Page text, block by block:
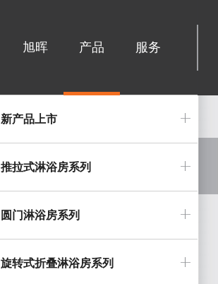
旭晖 产品 服务
新产品上市
推拉式淋浴房系列
圆门淋浴房系列
旋转式折叠淋浴房系列